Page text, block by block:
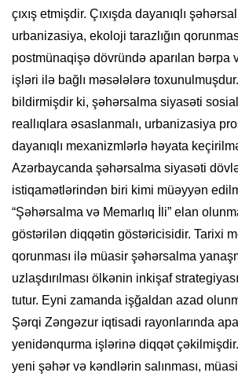
çıxış etmişdir. Çıxışda dayanıqlı
urbanizasiya, ekoloji tarazlığın
postmünaqişə dövründə aparılan bərpa
işləri ilə bağlı məsələlərə
bildirmişdir ki, şəhərsalma siyasəti
reallıqlara əsaslanmalı, urbanizasiya
dayanıqlı mexanizmlərlə həyata
Azərbaycanda şəhərsalma siyasəti
istiqamətlərindən biri kimi müəyyən
“Şəhərsalma və Memarlıq İli” elan
göstərilən diqqətin göstəricisidir. Tarixi
qorunması ilə müasir şəhərsalma
uzlaşdırılması ölkənin inkişaf
tutur. Eyni zamanda işğaldan azad
Şərqi Zəngəzur iqtisadi rayonlarında
yenidənqurma işlərinə diqqət
yeni şəhər və kəndlərin salınması,